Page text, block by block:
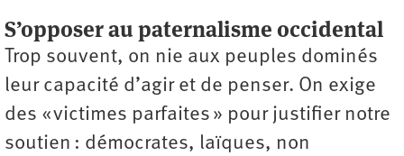
S’opposer au paternalisme occidental
Trop souvent, on nie aux peuples dominés
leur capacité d’agir et de penser. On exige
des « victimes parfaites » pour justifier notre
soutien : démocrates, laïques, non